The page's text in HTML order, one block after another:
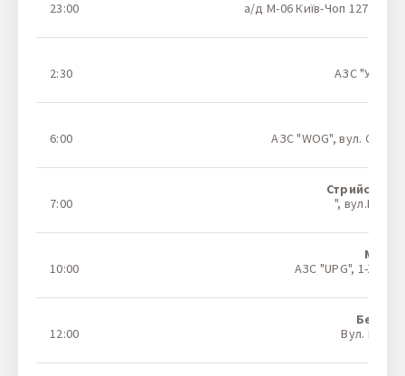
23:00
а/д М-06 Київ-Чоп 127 км
2:30
АЗС "УПГ"
6:00
АЗС "WOG", вул.
7:00
Стрийська
",
10:00
АЗС "UPG", 1-Ж,
12:00
Вул.